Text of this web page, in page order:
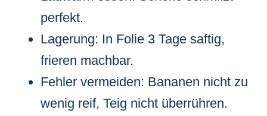
perfekt.
Lagerung: In Folie 3 Tage saftig,
frieren machbar.
Fehler vermeiden: Bananen nicht zu
wenig reif, Teig nicht überrühren.